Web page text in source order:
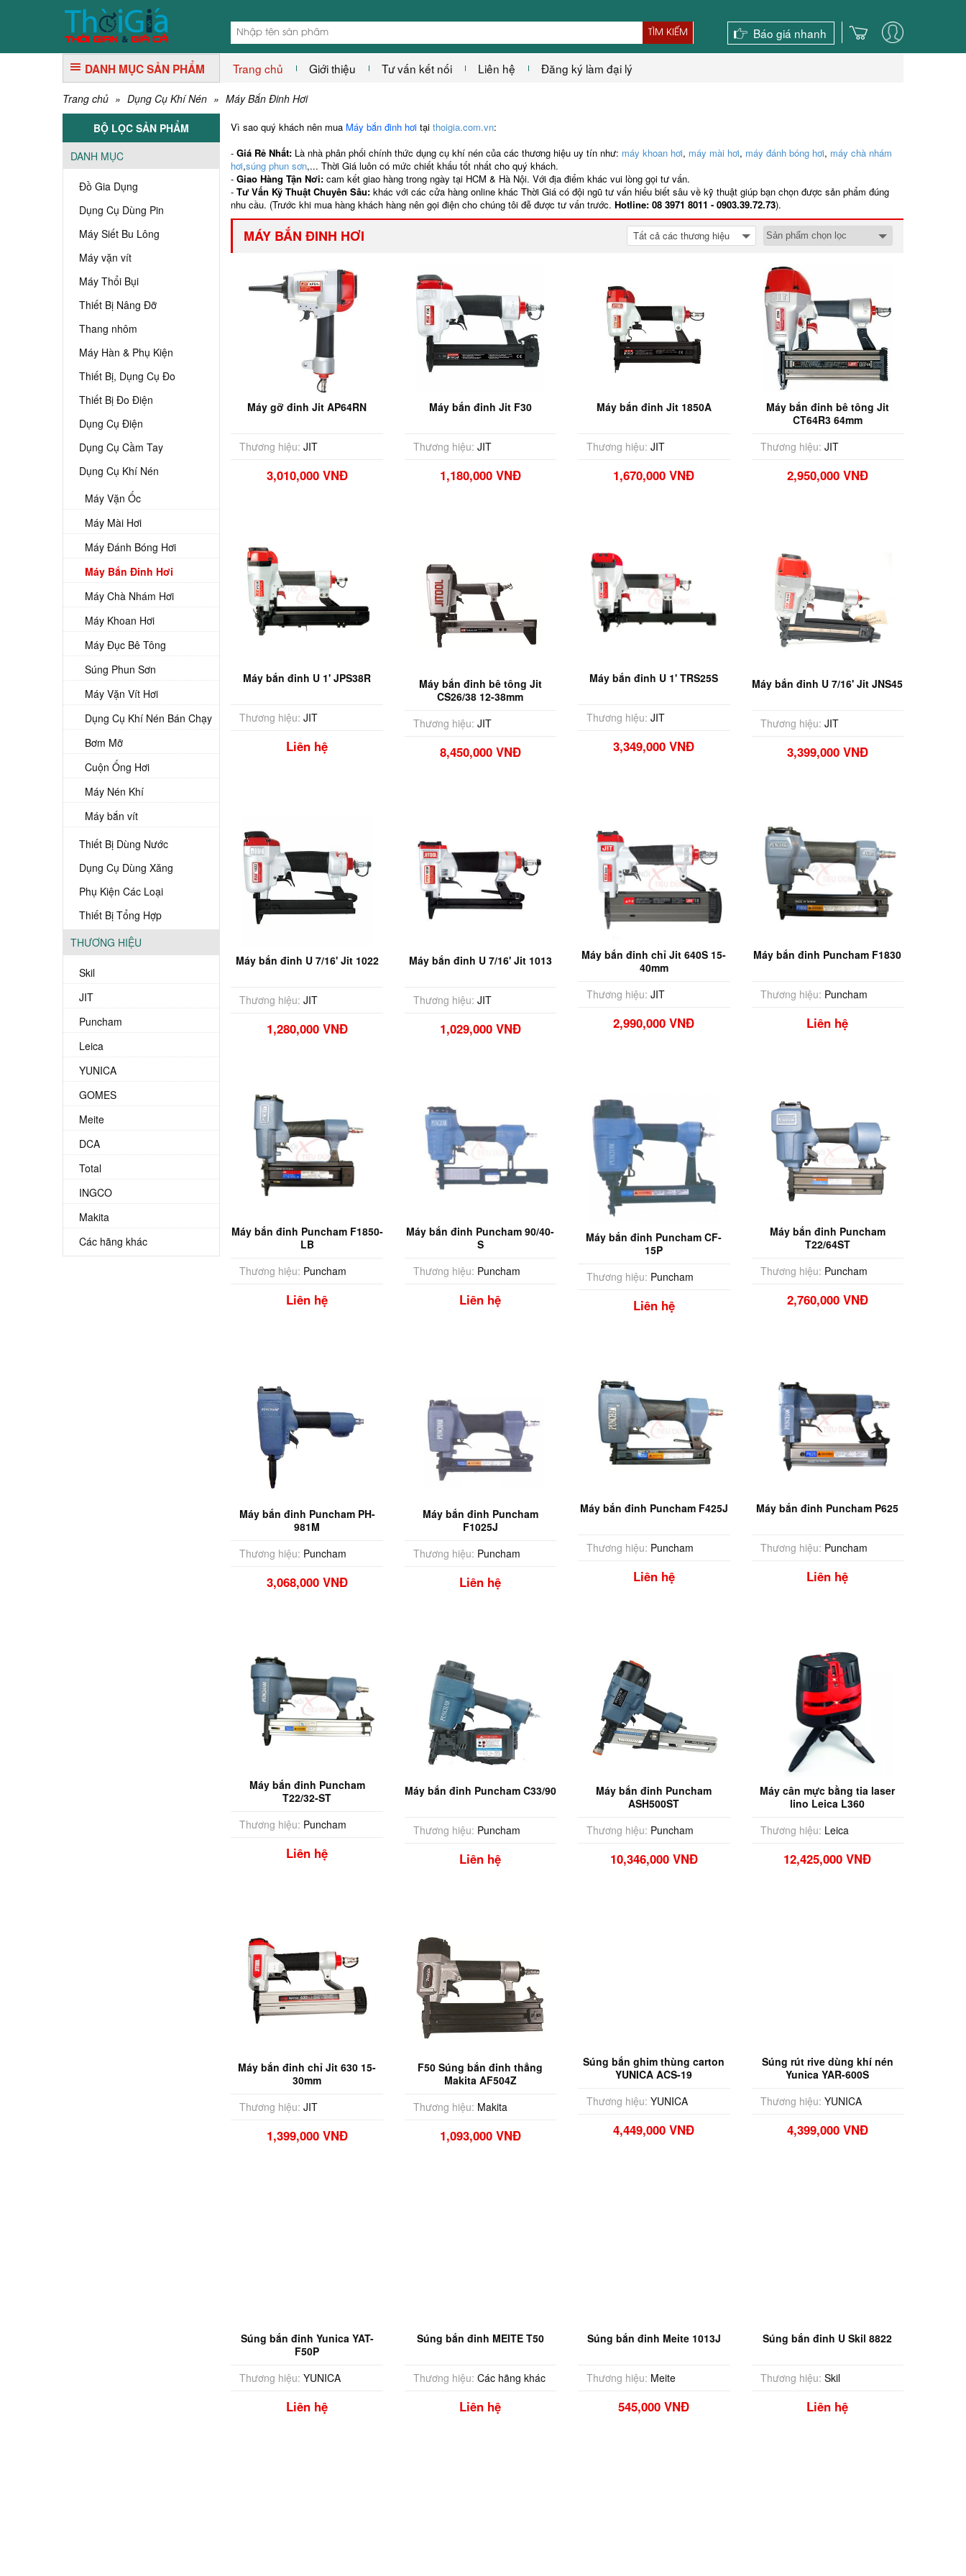
TÌM KIẾM Báo giá nhanh
DANH MỤC SẢN PHẨM Trang chủ Giới thiệu Tư vấn kết nối Liên hệ Đăng ký làm đại lý
Trang chủ » Dụng Cụ Khí Nén » Máy Bắn Đinh Hơi
Vì sao quý khách nên mua Máy bắn đinh hơi tạithoigia.com.vn:
-Giá Rẻ Nhất: Là nhà phân phối chính thức dụng cụ khí nén của các thương hiệu uy tín như: máy khoan hơi, máy mài hơi, máy đánh bóng hơi, máy chà nhám
hơi,súng phun sơn,... Thời Giá luôn có mức chiết khấu tốt nhất cho quý khách.
-Giao Hàng Tận Nơi:cam kết giao hàng trong ngày tại HCM & Hà Nội. Với địa điểm khác vui lòng gọi tư vấn.
-Tư Vấn Kỹ Thuật Chuyên Sâu:khác với các cửa hàng online khác Thời Giá có đội ngũ tư vấn hiểu biết sâu về kỹ thuật giúp bạn chọn được sản phẩm đúng
nhu cầu. (Trước khi mua hàng khách hàng nên gọi điện cho chúng tôi đễ được tư vấn trước.Hotline: 08 3971 8011 - 0903.39.72.73).
MÁY BẮN ĐINH HƠI Tất cả các thương hiệu
Máy gỡ đinh Jit AP64RN
Thương hiệu: JIT
3,010,000 VNĐ
Máy bắn đinh Jit F30
Thương hiệu: JIT
1,180,000 VNĐ
Máy bắn đinh Jit 1850A
Thương hiệu: JIT
1,670,000 VNĐ
Máy bắn đinh bê tông Jit
CT64R3 64mm
Thương hiệu: JIT
2,950,000 VNĐ
Máy bắn đinh U 1' JPS38R
Thương hiệu: JIT
Liên hệ
Máy bắn đinh bê tông Jit
CS26/38 12-38mm
Thương hiệu: JIT
8,450,000 VNĐ
Máy bắn đinh U 1' TRS25S
Thương hiệu: JIT
3,349,000 VNĐ
Máy bắn đinh U 7/16' Jit JNS45
Thương hiệu: JIT
3,399,000 VNĐ
Máy bắn đinh U 7/16' Jit 1022
Thương hiệu: JIT
1,280,000 VNĐ
Máy bắn đinh U 7/16' Jit 1013
Thương hiệu: JIT
1,029,000 VNĐ
Máy bắn đinh chỉ Jit 640S 15-
40mm
Thương hiệu: JIT
2,990,000 VNĐ
Máy bắn đinh Puncham F1830
Thương hiệu: Puncham
Liên hệ
Máy bắn đinh Puncham F1850-
LB
Thương hiệu: Puncham
Liên hệ
Máy bắn đinh Puncham 90/40-
S
Thương hiệu: Puncham
Liên hệ
Máy bắn đinh Puncham CF-
15P
Thương hiệu: Puncham
Liên hệ
Máy bắn đinh Puncham
T22/64ST
Thương hiệu: Puncham
2,760,000 VNĐ
Máy bắn đinh Puncham PH-
981M
Thương hiệu: Puncham
3,068,000 VNĐ
Máy bắn đinh Puncham
F1025J
Thương hiệu: Puncham
Liên hệ
Máy bắn đinh Puncham F425J
Thương hiệu: Puncham
Liên hệ
Máy bắn đinh Puncham P625
Thương hiệu: Puncham
Liên hệ
Máy bắn đinh Puncham
T22/32-ST
Thương hiệu: Puncham
Liên hệ
Máy bắn đinh Puncham C33/90
Thương hiệu: Puncham
Liên hệ
Máy bắn đinh Puncham
ASH500ST
Thương hiệu: Puncham
10,346,000 VNĐ
Máy cân mực bằng tia laser
lino Leica L360
Thương hiệu: Leica
12,425,000 VNĐ
Máy bắn đinh chỉ Jit 630 15-
30mm
Thương hiệu: JIT
1,399,000 VNĐ
F50 Súng bắn đinh thẳng
Makita AF504Z
Thương hiệu: Makita
1,093,000 VNĐ
Súng bắn ghim thùng carton
YUNICA ACS-19
Thương hiệu: YUNICA
4,449,000 VNĐ
Súng rút rive dùng khí nén
Yunica YAR-600S
Thương hiệu: YUNICA
4,399,000 VNĐ
Súng bắn đinh Yunica YAT-
F50P
Thương hiệu: YUNICA
Liên hệ
Súng bắn đinh MEITE T50
Thương hiệu: Các hãng khác
Liên hệ
Súng bắn đinh Meite 1013J
Thương hiệu: Meite
545,000 VNĐ
Súng bắn đinh U Skil 8822
Thương hiệu: Skil
Liên hệ
BỘ LỌC SẢN PHẨM
DANH MỤC
Đồ Gia Dụng
Dụng Cụ Dùng Pin
Máy Siết Bu Lông
Máy vặn vít
Máy Thổi Bụi
Thiết Bị Nâng Đỡ
Thang nhôm
Máy Hàn & Phụ Kiện
Thiết Bị, Dụng Cụ Đo
Thiết Bị Đo Điện
Dụng Cụ Điện
Dụng Cụ Cầm Tay
Dụng Cụ Khí Nén
Máy Vặn Ốc
Máy Mài Hơi
Máy Đánh Bóng Hơi
Máy Bắn Đinh Hơi
Máy Chà Nhám Hơi
Máy Khoan Hơi
Máy Đục Bê Tông
Súng Phun Sơn
Máy Vặn Vít Hơi
Dụng Cụ Khí Nén Bán Chạy
Bơm Mỡ
Cuộn Ống Hơi
Máy Nén Khí
Máy bắn vít
Thiết Bị Dùng Nước
Dụng Cụ Dùng Xăng
Phụ Kiện Các Loại
Thiết Bị Tổng Hợp
THƯƠNG HIỆU
Skil
JIT
Puncham
Leica
YUNICA
GOMES
Meite
DCA
Total
INGCO
Makita
Các hãng khác